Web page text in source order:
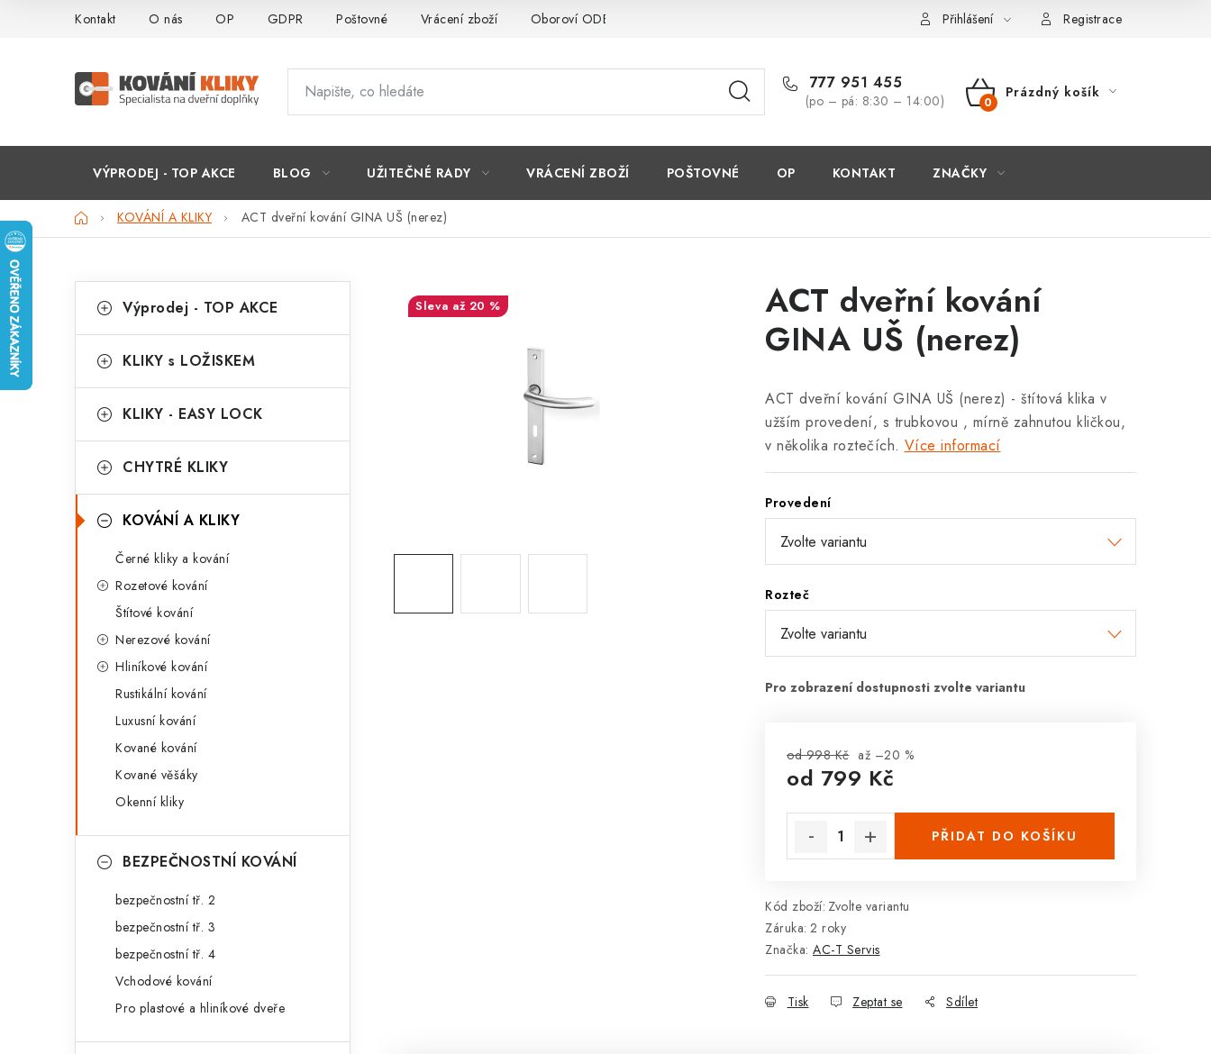
Kontakt O nás OP GDPR Poštovné Vrácení zboží Oboroví ODBORNÍCI Přihlášení Registrace
777 951 455
(po – pá: 8:30 – 14:00)
NÁKUPNÍ
Prázdný košík
VÝPRODEJ - TOP AKCE BLOG UŽITEČNÉ RADY VRÁCENÍ ZBOŽÍ POŠTOVNÉ OP KONTAKT ZNAČKY
DomůKOVÁNÍ A KLIKY ACT dveřní kování GINA UŠ (nerez)
o
t
r
n
n
kategorie
a
e
o
i
e
Výprodej - TOP AKCE
KLIKY s LOŽISKEM
KLIKY - EASY LOCK
CHYTRÉ KLIKY
KOVÁNÍ A KLIKY
Černé kliky a kování
Rozetové kování
Štítové kování
Nerezové kování
Hliníkové kování
Rustikální kování
Luxusní kování
Kované kování
Kované věšáky
Okenní kliky
BEZPEČNOSTNÍ KOVÁNÍ
bezpečnostní tř. 2
bezpečnostní tř. 3
bezpečnostní tř. 4
Vchodové kování
Pro plastové a hliníkové dveře
ACT dveřní kování
GINA UŠ (nerez)
ACT dveřní kování GINA UŠ (nerez) - štítová klika v
užším provedení, s trubkovou , mírně zahnutou kličkou,
v několika roztečích. Více informací
Provedení
Rozteč
od 998 Kč až –20 %
od 799 Kč
PŘIDAT DO KOŠÍKU
Kód zboží: Zvolte variantu
Záruka: 2 roky
Značka: AC-T Servis
Tisk Zeptat se Sdílet
až 20 %